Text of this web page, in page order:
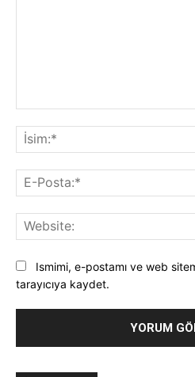
Ismimi, e-postamı ve web
tarayıcıya kaydet.